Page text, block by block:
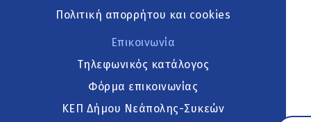
Πολιτική απορρήτου και cookies
Επικοινωνία
Τηλεφωνικός κατάλογος
Φόρμα επικοινωνίας
ΚΕΠ Δήμου Νεάπολης-Συκεών